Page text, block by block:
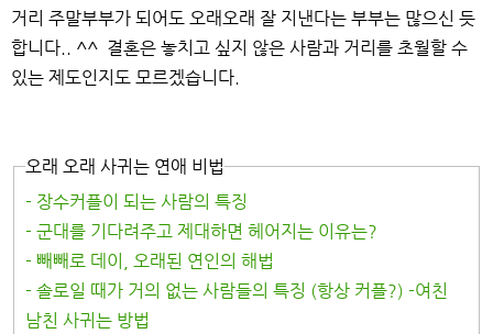
거리 주말부부가 되어도 오래오래 잘 지낸다는 부부는 많으신 듯
합니다.. ^^ 결혼은 놓치고 싶지 않은 사람과 거리를 초월할 수
있는 제도인지도 모르겠습니다.
오래 오래 사귀는 연애 비법
- 장수커플이 되는 사람의 특징
- 군대를 기다려주고 제대하면 헤어지는 이유는?
- 빼빼로 데이, 오래된 연인의 해법
- 솔로일 때가 거의 없는 사람들의 특징 (항상 커플?) -여친
남친 사귀는 방법